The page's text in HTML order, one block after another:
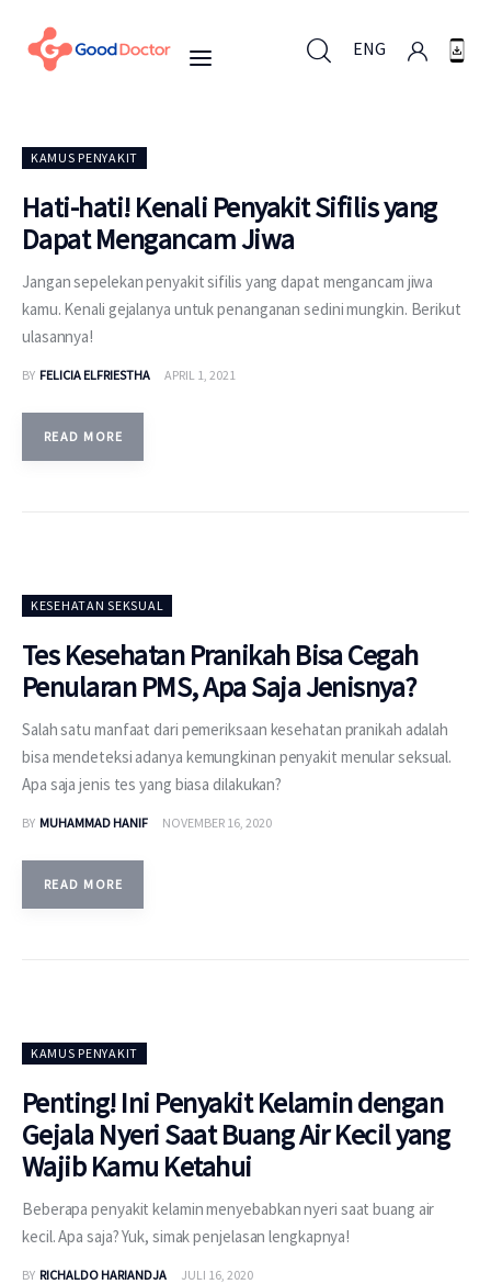
ENG
Untuk Bisnis
Untuk Anda
Berita
Layanan
KAMUS PENYAKIT
Hati-hati! Kenali Penyakit Sifilis yang
Dapat Mengancam Jiwa
Jangan sepelekan penyakit sifilis yang dapat mengancam jiwa
kamu. Kenali gejalanya untuk penanganan sedini mungkin. Berikut
ulasannya!
BY FELICIA ELFRIESTHA APRIL 1, 2021
READ MORE
KESEHATAN SEKSUAL
Tes Kesehatan Pranikah Bisa Cegah
Penularan PMS, Apa Saja Jenisnya?
Salah satu manfaat dari pemeriksaan kesehatan pranikah adalah
bisa mendeteksi adanya kemungkinan penyakit menular seksual.
Apa saja jenis tes yang biasa dilakukan?
BY MUHAMMAD HANIF NOVEMBER 16, 2020
READ MORE
KAMUS PENYAKIT
Penting! Ini Penyakit Kelamin dengan
Gejala Nyeri Saat Buang Air Kecil yang
Wajib Kamu Ketahui
Beberapa penyakit kelamin menyebabkan nyeri saat buang air
kecil. Apa saja? Yuk, simak penjelasan lengkapnya!
BY RICHALDO HARIANDJA JULI 16, 2020